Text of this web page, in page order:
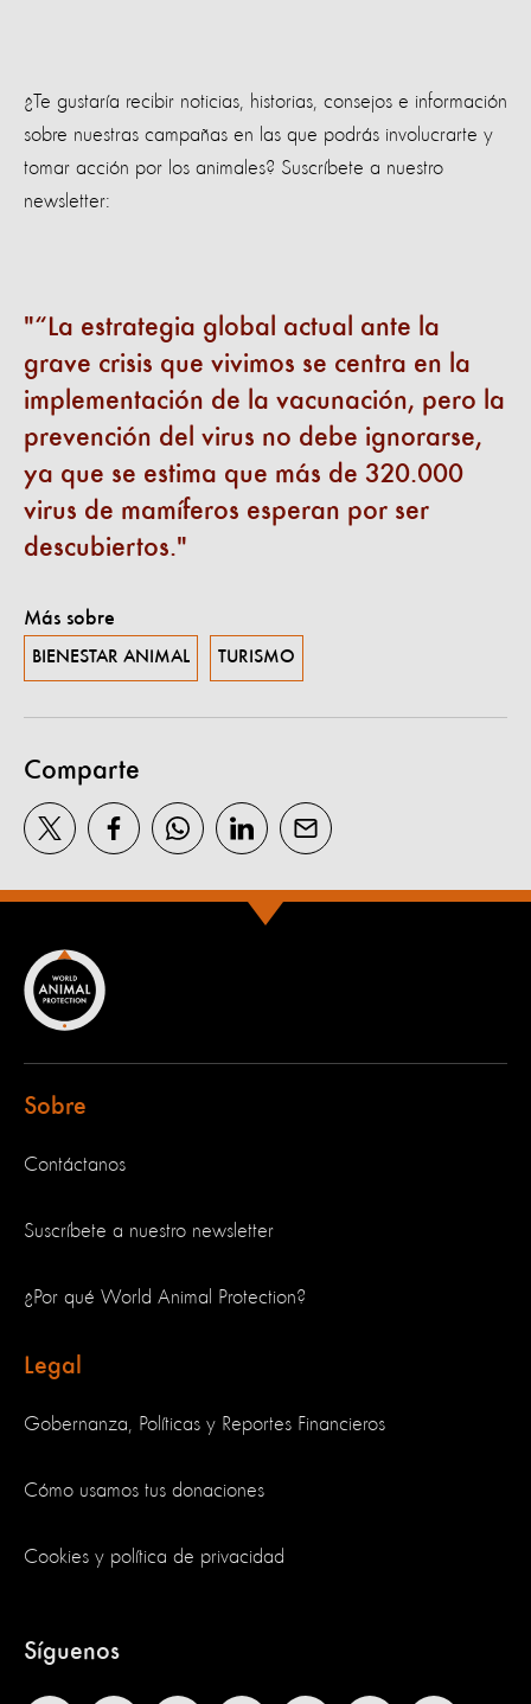
¿Te gustaría recibir noticias, historias, consejos e información
sobre nuestras campañas en las que podrás involucrarte y
tomar acción por los animales? Suscríbete a nuestro
newsletter:
“La estrategia global actual ante la
grave crisis que vivimos se centra en la
implementación de la vacunación, pero la
prevención del virus no debe ignorarse,
ya que se estima que más de 320.000
virus de mamíferos esperan por ser
descubiertos.
Más sobre
BIENESTAR ANIMAL TURISMO
Comparte
Sobre
Contáctanos
Suscríbete a nuestro newsletter
¿Por qué World Animal Protection?
Legal
Gobernanza, Políticas y Reportes Financieros
Cómo usamos tus donaciones
Cookies y política de privacidad
Síguenos